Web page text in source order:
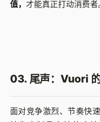
值， 才能真正打动消费者
03. 尾声：Vuori
面对竞争激烈、节奏快